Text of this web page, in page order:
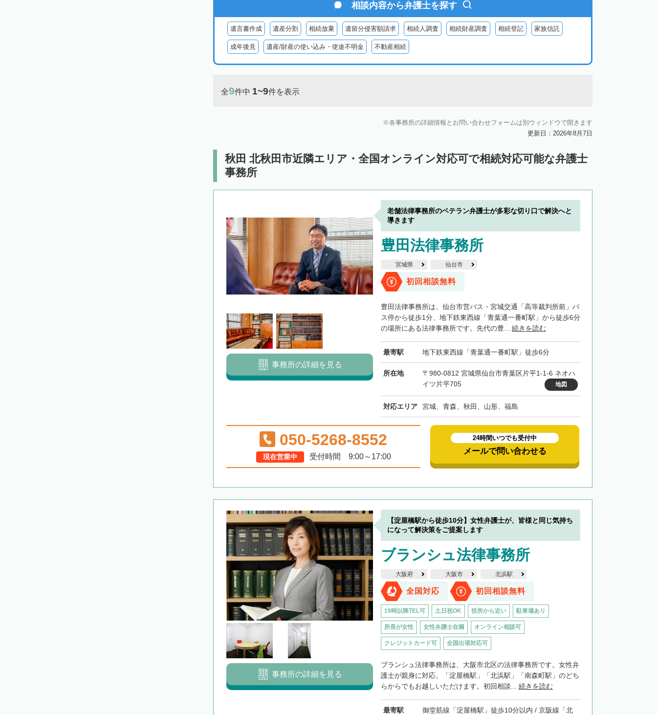
相談内容から弁護士を探す
遺言書作成 遺産分割 相続放棄 遺留分侵害額請求 相続人調査 相続財産調査 相続登記 家族信託
成年後見 遺産/財産の使い込み・使途不明金 不動産相続
全9件中 1~9件を表示
各事務所の詳細情報とお問い合わせフォームは別ウィンドウで開きます
更新日：2026年8月7日
秋田 北秋田市近隣エリア・全国オンライン対応可で相続対応可能な弁護士
事務所
老舗法律事務所のベテラン弁護士が多彩な切り口で解決へと
導きます
豊田法律事務所
宮城県 仙台市
初回相談無料
豊田法律事務所は、仙台市営バス・宮城交通「高等裁判所前」バ
ス停から徒歩1分、地下鉄東西線「青葉通一番町駅」から徒歩6分
の場所にある法律事務所です。先代の豊... 続きを読む
最寄駅 地下鉄東西線「青葉通一番町駅」徒歩6分
所在地
〒980-0812 宮城県仙台市青葉区片平1-1-6 ネオハ
イツ片平705
地図
対応エリア 宮城、青森、秋田、山形、福島
事務所の詳細を見る
050-5268-8552
現在営業中 受付時間 9:00～17:00
24時間いつでも受付中
メールで問い合わせる
【淀屋橋駅から徒歩10分】女性弁護士が、皆様と同じ気持ち
になって解決策をご提案します
ブランシュ法律事務所
大阪府 大阪市 北浜駅
全国対応 初回相談無料
19時以降TEL可 土日祝OK 役所から近い 駐車場あり
所長が女性 女性弁護士在籍 オンライン相談可
クレジットカード可 全国出張対応可
ブランシュ法律事務所は、大阪市北区の法律事務所です。女性弁
護士が親身に対応。「淀屋橋駅」「北浜駅」「南森町駅」のどち
らからでもお越しいただけます。初回相談... 続きを読む
最寄駅
御堂筋線「淀屋橋駅」徒歩10分以内 / 京阪線「北
事務所の詳細を見る